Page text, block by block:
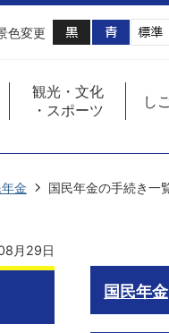
色変更
観光・文化
・スポーツ
し
金 国民年金の手続き一
月29日
国民年金